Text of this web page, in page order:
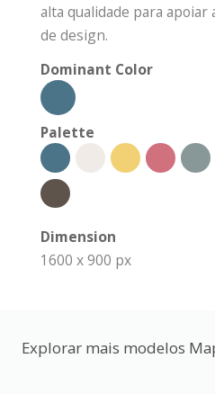
alta qualidade para apoiar
de design.
Dominant Color
Palette
Dimension
1600 x 900 px
Explorar mais modelos